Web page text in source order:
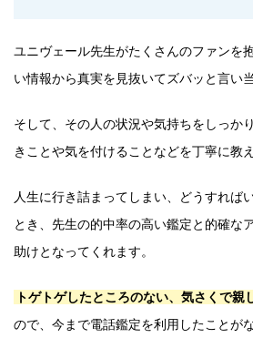
ユニヴェール先生がたくさんのファンを
い情報から真実を見抜いてズバッと言い
そして、その人の状況や気持ちをしっか
きことや気を付けることなどを丁寧に教
人生に行き詰まってしまい、どうすれば
とき、先生の的中率の高い鑑定と的確な
助けとなってくれます。
トゲトゲしたところのない、気さくで親
ので、今まで電話鑑定を利用したことが